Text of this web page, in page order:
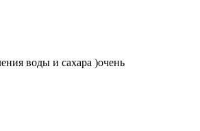
воды и сахара )очень